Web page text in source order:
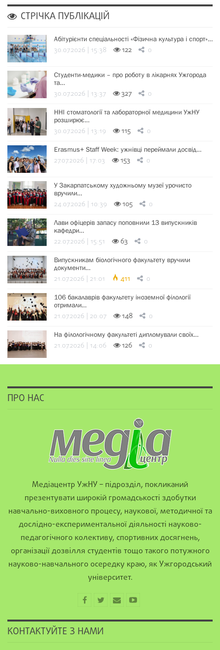
СТРІЧКА ПУБЛІКАЦІЙ
Абітурієнти спеціальності «Фізична культура і спорт»…
30.07.2026 | 15:38 122 0
Студенти-медики – про роботу в лікарнях Ужгорода
та…
30.07.2026 | 13:37 327 0
ННІ стоматології та лабораторної медицини УжНУ
розширює…
30.07.2026 | 13:19 115 0
Erasmus+ Staff Week: ужнівці переймали досвід…
27.07.2026 | 17:03 153 0
У Закарпатському художньому музеї урочисто
вручили…
24.07.2026 | 10:39 105 0
Лави офіцерів запасу поповнили 13 випускників
кафедри…
22.07.2026 | 15:51 63 0
Випускникам біологічного факультету вручили
документи…
21.07.2026 | 21:01 411 0
106 бакалаврів факультету іноземної філології
отримали…
21.07.2026 | 20:07 148 0
На філологічному факультеті дипломували своїх…
21.07.2026 | 14:06 126 0
ПРО НАС
Медіацентр УжНУ – підрозділ, покликаний
презентувати широкій громадськості здобутки
навчально-виховного процесу, наукової, методичної та
дослідно-експериментальної діяльності науково-
педагогічного колективу, спортивних досягнень,
організації дозвілля студентів тощо такого потужного
науково-навчального осередку краю, як Ужгородський
університет.
КОНТАКТУЙТЕ З НАМИ